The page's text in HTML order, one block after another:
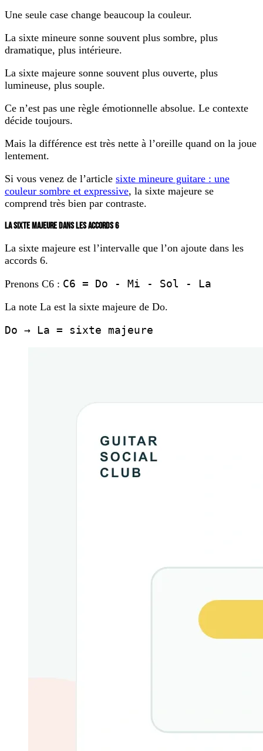
Une seule case change beaucoup la couleur.
La sixte mineure sonne souvent plus sombre, plus
dramatique, plus intérieure.
La sixte majeure sonne souvent plus ouverte, plus
lumineuse, plus souple.
Ce n’est pas une règle émotionnelle absolue. Le contexte
décide toujours.
Mais la différence est très nette à l’oreille quand on la joue
lentement.
Si vous venez de l’article sixte mineure guitare : une
couleur sombre et expressive, la sixte majeure se
comprend très bien par contraste.
LA SIXTE MAJEURE DANS LES ACCORDS 6
La sixte majeure est l’intervalle que l’on ajoute dans les
accords 6.
Prenons C6 : C6 = Do - Mi - Sol - La
La note La est la sixte majeure de Do.
Do → La = sixte majeure